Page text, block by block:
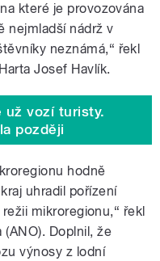
které je provozována
nejmladší nádrž v
neznámá,“ řekl
Josef Havlík.
už vozí turisty.
později
hodně
uhradil pořízení
mikroregionu,“ řekl
Doplnil, že
výnosy z lodní